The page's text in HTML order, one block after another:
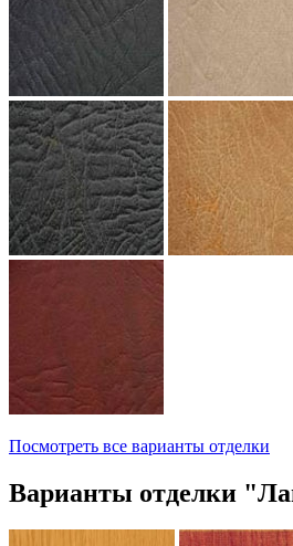
Посмотреть все варианты отделки
Варианты отделки